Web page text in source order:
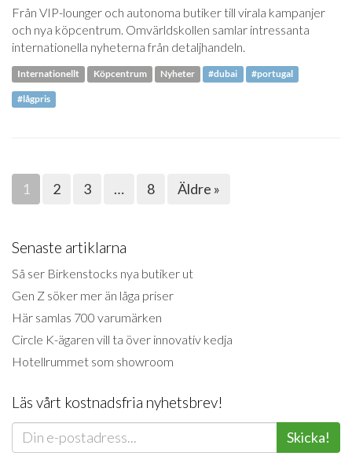
Från VIP-lounger och autonoma butiker till virala kampanjer
och nya köpcentrum. Omvärldskollen samlar intressanta
internationella nyheterna från detaljhandeln.
Internationellt Köpcentrum Nyheter #dubai #portugal
#lågpris
1 2 3 … 8 Äldre »
Senaste artiklarna
Så ser Birkenstocks nya butiker ut
Gen Z söker mer än låga priser
Här samlas 700 varumärken
Circle K-ägaren vill ta över innovativ kedja
Hotellrummet som showroom
Läs vårt kostnadsfria nyhetsbrev!
Skicka!